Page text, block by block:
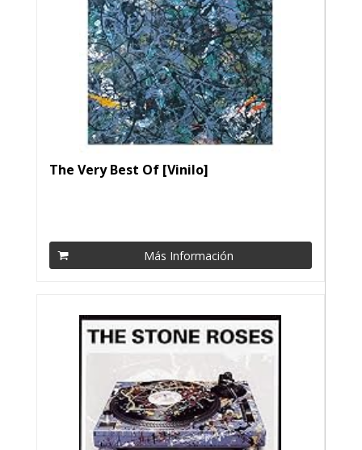
The Very Best Of [Vinilo]
Más Información